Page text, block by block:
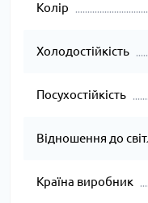
Колір
Холодостійкість
Посухостійкість
Відношення до
Країна виробник